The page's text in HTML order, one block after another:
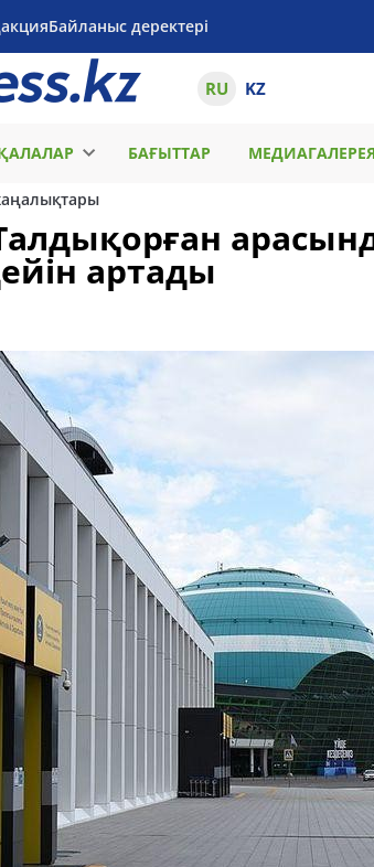
Байланыс деректері
RU KZ
БАҒЫТТАР МЕДИАГАЛЕРЕЯ
артады